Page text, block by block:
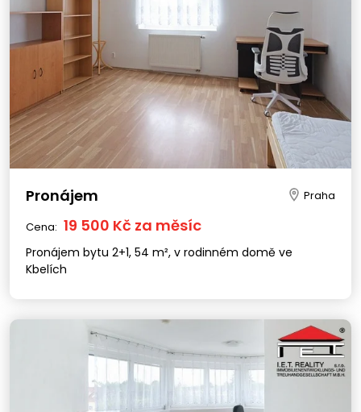
Pronájem Praha
Cena: 19 500 Kč za měsíc
Pronájem bytu 2+1, 54 m², v rodinném domě ve
Kbelích